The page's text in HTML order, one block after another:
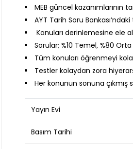
MEB güncel kazanımlarının
AYT Tarih Soru
Konuları derinlemesine ele
Sorular; %10 Temel, %80
Tüm konuları öğrenmeyi
Testler kolaydan zora
Her konunun sonuna çıkmış
Yayın Evi
Basım Tarihi